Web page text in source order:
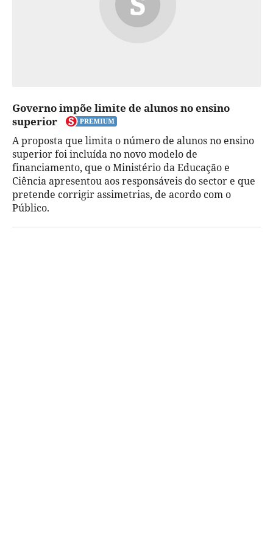
Governo impõe limite de alunos no ensino
superior
A proposta que limita o número de alunos no ensino
superior foi incluída no novo modelo de
financiamento, que o Ministério da Educação e
Ciência apresentou aos responsáveis do sector e que
pretende corrigir assimetrias, de acordo com o
Público.